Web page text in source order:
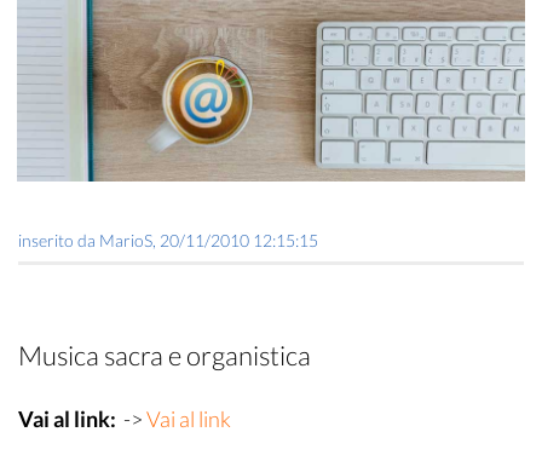
inserito da MarioS 20/11/2010 12:15:15
Musica sacra e organistica
Vai al link: ->Vai al link